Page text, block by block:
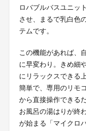
ロバブルバスユニッ
させ、まるで乳白色
テムです。
この機能があれば、
に早変わり。きめ細
にリラックスできる
簡単で、専用のリモ
から直接操作できる
お風呂の湯はりが終
が始まる「マイクロ